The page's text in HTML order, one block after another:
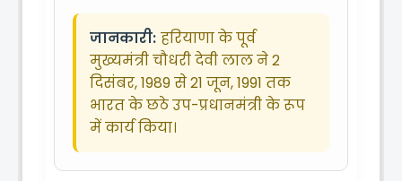
जानकारी: हरियाणा के पूर्व
मुख्यमंत्री चौधरी देवी लाल ने 2
दिसंबर, 1989 से 21 जून, 1991 तक
भारत के छठे उप-प्रधानमंत्री के रूप
में कार्य किया।